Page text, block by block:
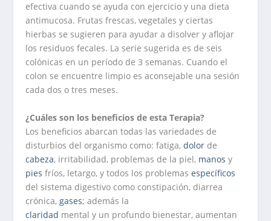
efectiva cuando se ayuda con ejercicio y una dieta
antimucosa. Frutas frescas, vegetales y ciertas
hierbas se sugieren para ayudar a disolver y aflojar
los residuos fecales. La serie sugerida es de seis
colónicas en un período de 3 semanas. Cuando el
colon se encuentre limpio es aconsejable una sesión
cada dos o tres meses.
¿Cuáles son los beneficios de esta Terapia?
Los beneficios abarcan todas las variedades de
disturbios del organismo como: fatiga,dolor de
cabeza, irritabilidad, problemas de la piel, manos y
pies fríos, letargo, y todos los problemasespecíficos
del sistema digestivo como constipación, diarrea
crónica,gases; además la
claridad mental y un profundo bienestar, aumentan